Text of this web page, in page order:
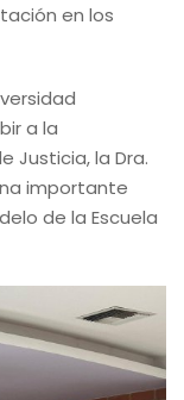
en los
a la
Justicia, la Dra.
importante
de la Escuela